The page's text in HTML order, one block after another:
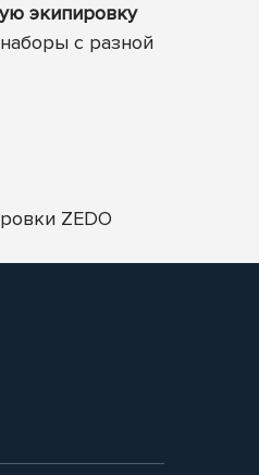
экипировку
с разной
ZEDO